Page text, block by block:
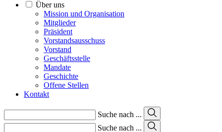
Über uns
Mission und Organisation
Mitglieder
Präsident
Vorstandsausschuss
Vorstand
Geschäftsstelle
Mandate
Geschichte
Offene Stellen
Kontakt
Suche nach ...
Suche nach ...